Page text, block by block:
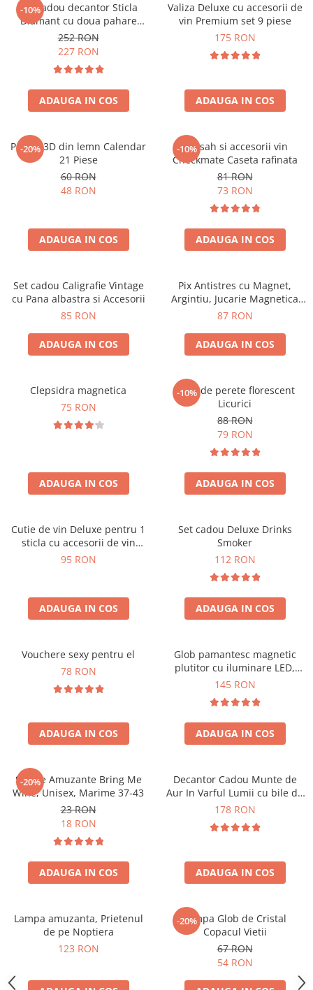
-10%
Set cadou decantor Sticla
Diamant cu doua pahare
Deluxe
252 RON
227 RON
ADAUGA IN COS
Valiza Deluxe cu accesorii de
vin Premium set 9 piese
175 RON
ADAUGA IN COS
-20%
Puzzle 3D din lemn Calendar
21 Piese
60 RON
48 RON
ADAUGA IN COS
-10%
Set sah si accesorii vin
Checkmate Caseta rafinata
81 RON
73 RON
ADAUGA IN COS
Set cadou Caligrafie Vintage
cu Pana albastra si Accesorii
85 RON
ADAUGA IN COS
Pix Antistres cu Magnet,
Argintiu, Jucarie Magnetica
pentru Birou
87 RON
ADAUGA IN COS
Clepsidra magnetica
75 RON
ADAUGA IN COS
-10%
Ceas de perete florescent
Licurici
88 RON
79 RON
ADAUGA IN COS
Cutie de vin Deluxe pentru 1
sticla cu accesorii de vin
incluse interior oranj
95 RON
ADAUGA IN COS
Set cadou Deluxe Drinks
Smoker
112 RON
ADAUGA IN COS
Vouchere sexy pentru el
78 RON
ADAUGA IN COS
Glob pamantesc magnetic
plutitor cu iluminare LED,
Forma C
145 RON
ADAUGA IN COS
-20%
Sosete Amuzante Bring Me
Wine, Unisex, Marime 37-43
23 RON
18 RON
ADAUGA IN COS
Decantor Cadou Munte de
Aur In Varful Lumii cu bile de
curatare
178 RON
ADAUGA IN COS
Lampa amuzanta, Prietenul
de pe Noptiera
123 RON
-20%
Lampa Glob de Cristal
Copacul Vietii
67 RON
54 RON